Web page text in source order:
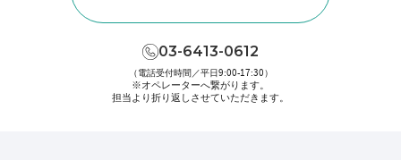
03-6413-0612
（電話受付時間／平日9:00-17:30）
※オペレーターへ繋がります。
担当より折り返しさせていただきます。